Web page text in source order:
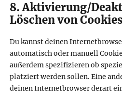
8. Aktivierung/
Löschen von Cookies
Du kannst deinen
automatisch oder manuell
außerdem spezifizieren ob
platziert werden sollen. Eine
deinen Internetbrowser derart